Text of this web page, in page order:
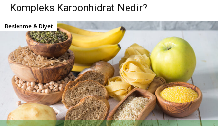
Kompleks Karbonhidrat Nedir?
Beslenme & Diyet